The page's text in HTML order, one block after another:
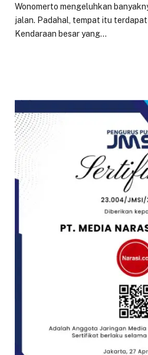
Wonomerto mengeluhkan
jalan. Padahal, tempat itu
Kendaraan besar yang…